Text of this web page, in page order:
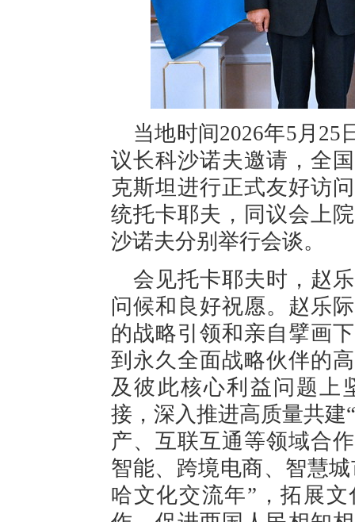
当地时间2026年5月25
议长科沙诺夫邀请，全
克斯坦进行正式友好访
统托卡耶夫，同议会上
沙诺夫分别举行会谈。
会见托卡耶夫时，赵
问候和良好祝愿。赵乐
的战略引领和亲自擘画
到永久全面战略伙伴的
及彼此核心利益问题上
接，深入推进高质量共建
产、互联互通等领域合
智能、跨境电商、智慧
哈文化交流年”，拓展